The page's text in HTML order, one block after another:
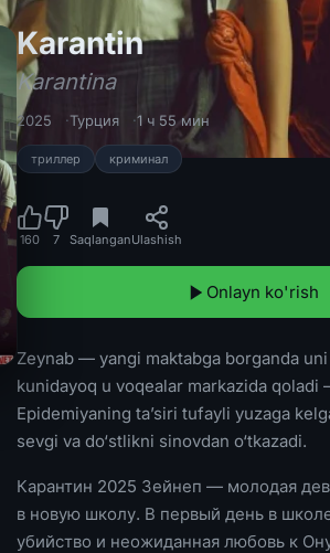
KarantinKarantin /
Karantina
2025 Турция 1 ч 55 мин
триллер криминал
160 7 SaqlanganUlashish
Onlayn ko'rish
Zeynab — yangi maktabga borganda
kunidayoq u voqealar markazida
Epidemiyaning ta’siri tufayli yuzaga
sevgi va do‘stlikni sinovdan o‘tkazadi.
Карантин 2025 Зейнеп — молодая
в новую школу. В первый день в
убийство и неожиданная любовь к